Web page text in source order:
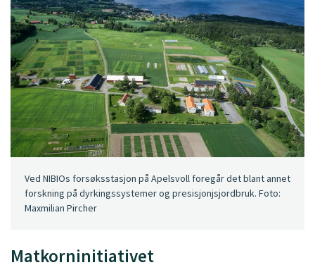
Ved NIBIOs forsøksstasjon på Apelsvoll foregår det blant annet
forskning på dyrkingssystemer og presisjonjsjordbruk. Foto:
Maxmilian Pircher
Matkorninitiativet